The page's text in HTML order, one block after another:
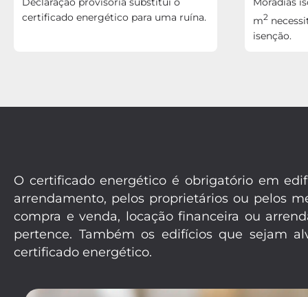
certificado energético para uma ruína.
m2
isenção.
O certificado energético é obrigatório em
arrendamento, pelos proprietários ou pelos
compra e venda, locação financeira ou
pertence. Também os edifícios que sejam
certificado energético.